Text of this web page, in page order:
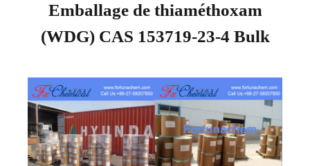
Emballage de thiaméthoxam
(WDG) CAS 153719-23-4 Bulk